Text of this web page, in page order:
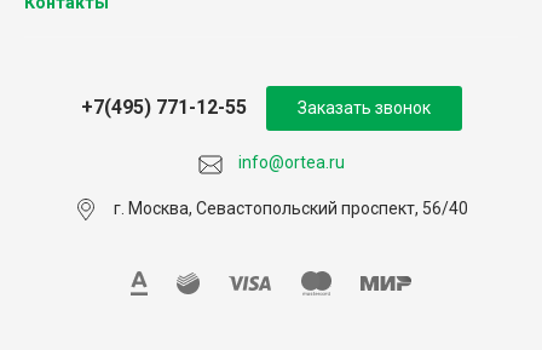
info@ortea.ru
+7(495) 771-12-55
г. Москва, Севастопольский проспект, 56/40
Заказать звонок